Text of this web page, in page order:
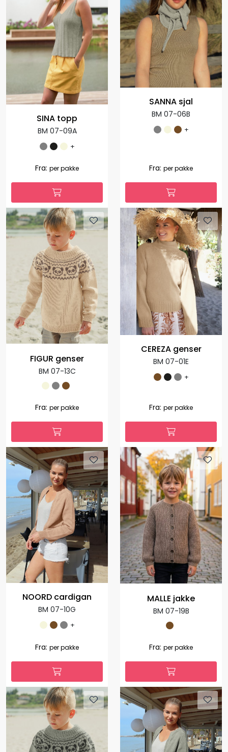
SINA topp
BM 07-09A
+
Fra: per pakke
SANNA sjal
BM 07-06B
+
Fra: per pakke
FIGUR genser
BM 07-13C
Fra: per pakke
CEREZA genser
BM 07-01E
+
Fra: per pakke
NOORD cardigan
BM 07-10G
+
Fra: per pakke
MALLE jakke
BM 07-19B
Fra: per pakke